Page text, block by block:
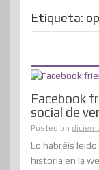
Etiqueta:
Facebook
social de
Posted on
Lo habréis leído
historia en la